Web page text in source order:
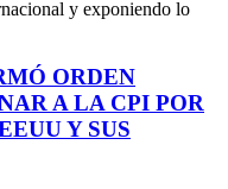
y exponiendo lo
ORDEN
A LA CPI POR
Y SUS